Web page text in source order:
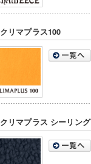
クリマプラス100
クリマプラス シーリング